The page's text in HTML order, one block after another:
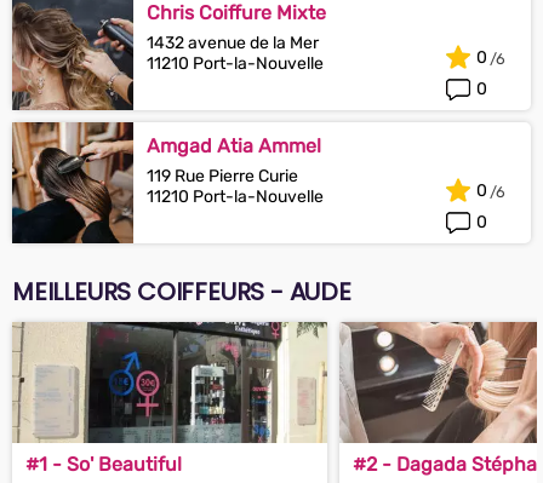
Chris Coiffure Mixte
1432 avenue de la Mer
11210 Port-la-Nouvelle
0
0
Amgad Atia Ammel
119 Rue Pierre Curie
11210 Port-la-Nouvelle
0
0
MEILLEURS COIFFEURS - AUDE
#1 - So' Beautiful #2 - Dagada